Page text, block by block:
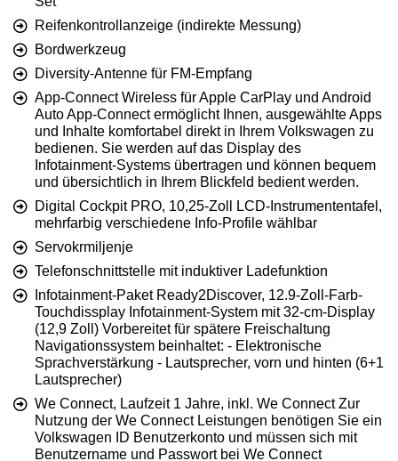
Reifenkontrollanzeige (indirekte Messung)
Bordwerkzeug
Diversity-Antenne für FM-Empfang
App-Connect Wireless für Apple CarPlay und Android
Auto App-Connect ermöglicht Ihnen, ausgewählte Apps
und Inhalte komfortabel direkt in Ihrem Volkswagen zu
bedienen. Sie werden auf das Display des
Infotainment-Systems übertragen und können bequem
und übersichtlich in Ihrem Blickfeld bedient werden.
Digital Cockpit PRO, 10,25-Zoll LCD-Instrumententafel,
mehrfarbig verschiedene Info-Profile wählbar
Servokrmiljenje
Telefonschnittstelle mit induktiver Ladefunktion
Infotainment-Paket Ready2Discover, 12.9-Zoll-Farb-
Touchdissplay Infotainment-System mit 32-cm-Display
(12,9 Zoll) Vorbereitet für spätere Freischaltung
Navigationssystem beinhaltet: - Elektronische
Sprachverstärkung - Lautsprecher, vorn und hinten (6+1
Lautsprecher)
We Connect, Laufzeit 1 Jahre, inkl. We Connect Zur
Nutzung der We Connect Leistungen benötigen Sie ein
Volkswagen ID Benutzerkonto und müssen sich mit
Benutzername und Passwort bei We Connect